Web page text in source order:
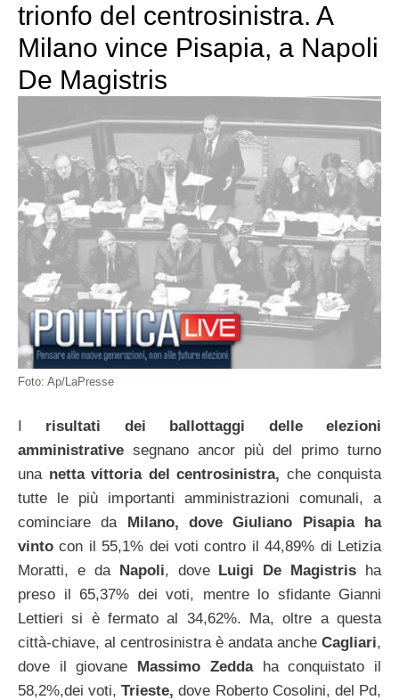
trionfo del centrosinistra. A
Milano vince Pisapia, a Napoli
De Magistris
Foto: Ap/LaPresse
I risultati dei ballottaggi delle elezioni
amministrative segnano ancor più del primo turno
una netta vittoria del centrosinistra, che conquista
tutte le più importanti amministrazioni comunali, a
cominciare da Milano, dove Giuliano Pisapia ha
vinto con il 55,1% dei voti contro il 44,89% di Letizia
Moratti, e da Napoli, dove Luigi De Magistris ha
preso il 65,37% dei voti, mentre lo sfidante Gianni
Lettieri si è fermato al 34,62%. Ma, oltre a questa
città-chiave, al centrosinistra è andata anche Cagliari,
dove il giovane Massimo Zeddaha conquistato il
58,2%,dei voti,Trieste, dove Roberto Cosolini, del Pd,